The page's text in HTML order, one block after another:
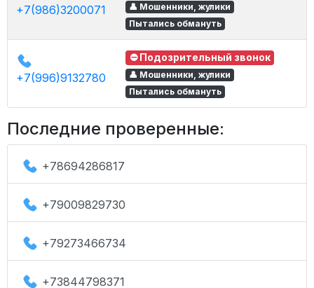
+7(986)3200071
👤 Мошенники, жулики
Пытались обмануть
+7(996)9132780
⛔ Подозрительный звонок
👤 Мошенники, жулики
Пытались обмануть
Последние проверенные:
+78694286817
+79009829730
+79273466734
+73844798371